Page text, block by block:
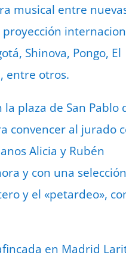
musical entre
Shinova, Pongo, El
entre otros.
plaza de San Pablo
convencer al jurado
Alicia y Rubén
y con una
y el «petardeo»,
en Madrid